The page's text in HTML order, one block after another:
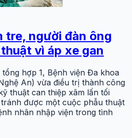
tre, người đàn ông
vì áp xe gan
hợp 1, Bệnh viện Đa khoa
An) vừa điều trị thành công
thuật can thiệp xâm lấn tối
được một cuộc phẫu thuật
nhân nhập viện trong tình